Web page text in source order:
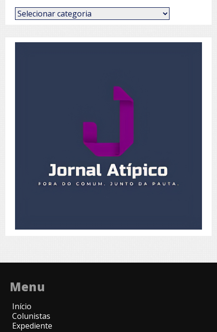
Categorias
de
Menu
Início
Colunistas
Expediente